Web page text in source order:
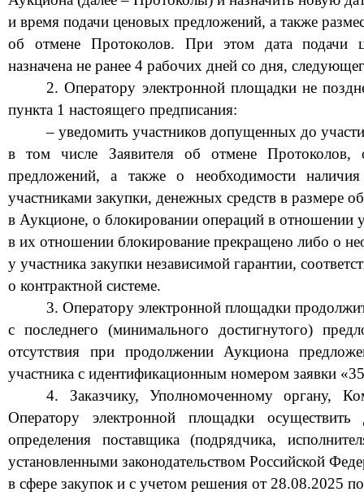
и время подачи ценовых предложений, а также
об отмене Протоколов. При этом датаподачи
назначена не ранее 4 рабочих дней со дня,
2. Оператору электронной площадки не
пункта 1 настоящего предписания:
– уведомить участников допущенных до
в том числе Заявителяоб отмене Протоколов,
предложений, а также о необходимости
участниками закупки, денежных средств в размере
в Аукционе, о блокировании операций в отношении
в их отношении блокирование прекращено либо о
у участника закупки независимой гарантии,
о контрактной системе.
3. Оператору электронной площадки
с последнего (минимального достигнутого)
отсутствия при продолжении Аукциона
участника с идентификационным номером заявки «35
4. Заказчику,Уполномоченному органу,
Оператору электронной площадки осуществить
определения поставщика (подрядчика,
установленными законодательством Российской
в сфере закупок и с учетом решения от 28.08.2025